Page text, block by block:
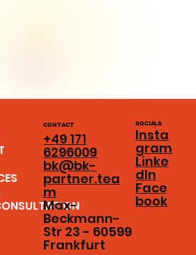
CONTACT
+49 171
6296009
bk@bk-
partner.tea
m
Max-
Beckmann-
Str 23 - 60599
Frankfurt
SOCIALS
Insta
gram
Linke
dIn
Face
book